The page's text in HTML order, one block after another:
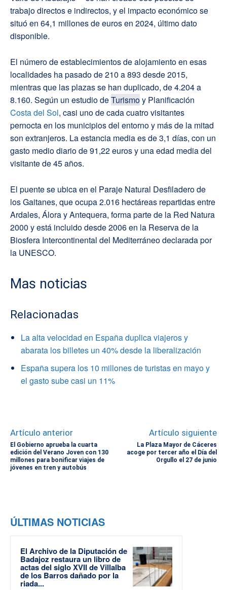
trabajo directos e indirectos, y el impacto económico se
situó en 64,1 millones de euros en 2024, último dato
disponible.
El número de establecimientos de alojamiento en esas
localidades ha pasado de 210 a 893 desde 2015,
mientras que las plazas se han duplicado, de 4.204 a
8.160. Según un estudio deTurismoy Planificación
Costa del Sol, casi uno de cada cuatro visitantes
pernocta en los municipios del entorno y más de la mitad
son extranjeros. La estancia media es de 3,1 días, con un
gasto medio diario de 91,22 euros y una edad media del
visitante de 45 años.
El puente se ubica en el Paraje Natural Desfiladero de
los Gaitanes, que ocupa 2.016 hectáreas repartidas entre
Ardales, Álora y Antequera, forma parte de la Red Natura
2000 y está incluido desde 2006 en la Reserva de la
Biosfera Intercontinental del Mediterráneo declarada por
la UNESCO.
Mas noticias
Relacionadas
La alta velocidad en España duplica viajeros y
abarata los billetes un 40% desde la liberalización
España supera los 10 millones de turistas en mayo y
el gasto sube casi un 11%
Artículo anterior
El Gobierno aprueba la cuarta
edición del Verano Joven con 130
millones para bonificar viajes de
jóvenes en tren y autobús
Artículo siguiente
La Plaza Mayor de Cáceres
acoge por tercer año el Día del
Orgullo el 27 de junio
ÚLTIMAS NOTICIAS
El Archivo de la Diputación de
Badajoz restaura un libro de
actas del siglo XVII de Villalba
de los Barros dañado por la
riada...